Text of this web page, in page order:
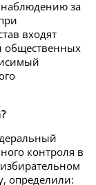
за
входят
общественных
контроля в
определили: